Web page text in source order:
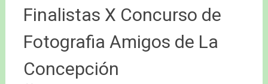
Finalistas X Concurso de
Fotografia Amigos de La
Concepción